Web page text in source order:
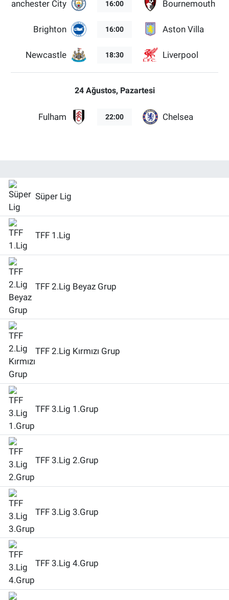
Manchester City 16:00 Bournemouth
Brighton 16:00 Aston Villa
Newcastle 18:30 Liverpool
24 Ağustos, Pazartesi
Fulham 22:00 Chelsea
Süper Lig
TFF 1.Lig
TFF 2.Lig Beyaz Grup
TFF 2.Lig Kırmızı Grup
TFF 3.Lig 1.Grup
TFF 3.Lig 2.Grup
TFF 3.Lig 3.Grup
TFF 3.Lig 4.Grup